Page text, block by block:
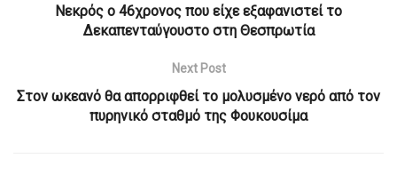
Νεκρός ο 46χρονος που είχε εξαφανιστεί το
Δεκαπενταύγουστο στη Θεσπρωτία
Next Post
Στον ωκεανό θα απορριφθεί το μολυσμένο νερό από τον
πυρηνικό σταθμό της Φουκουσίμα